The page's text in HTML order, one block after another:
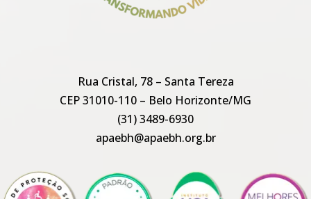
Rua Cristal, 78 – Santa Tereza
CEP 31010-110 – Belo Horizonte/MG
(31) 3489-6930
apaebh@apaebh.org.br